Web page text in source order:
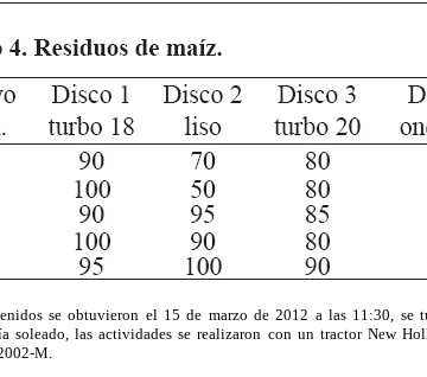
se obtuvieron el 15 de marzo de 2012 a las 11:30, se
soleado, las actividades se realizaron con un tractor New
M.